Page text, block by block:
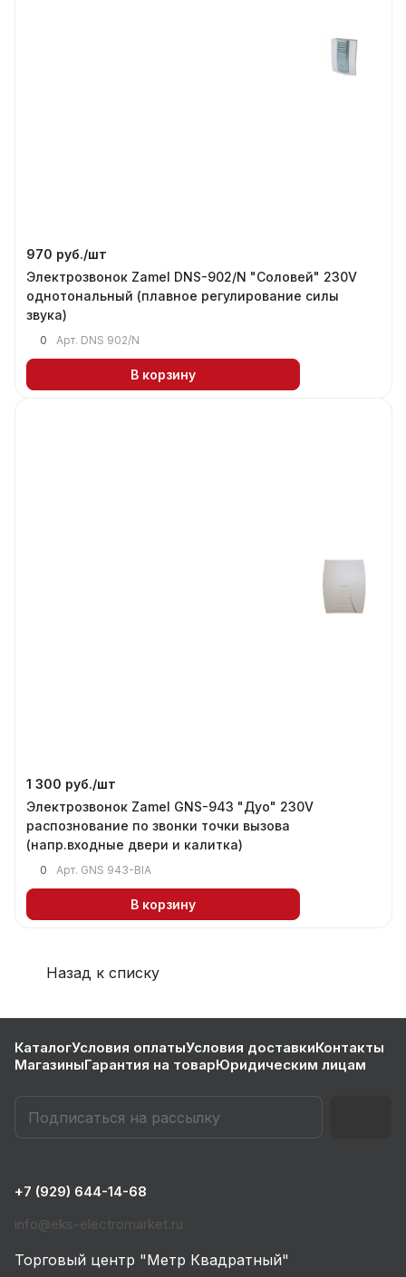
970 руб./шт
Электрозвонок Zamel DNS-902/N "Соловей" 230V
однотональный (плавное регулирование силы
звука)
0 Арт. DNS 902/N
В корзину
1 300 руб./шт
Электрозвонок Zamel GNS-943 "Дуо" 230V
распознование по звонки точки вызова
(напр.входные двери и калитка)
0 Арт. GNS 943-BIA
В корзину
Назад к списку
КаталогУсловия оплатыУсловия доставкиКонтакты
МагазиныГарантия на товарЮридическим лицам
+7 (929) 644-14-68
info@eks-electromarket.ru
Торговый центр "Метр Квадратный"